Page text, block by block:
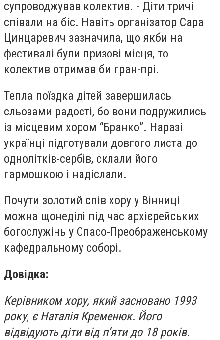
супроводжував колектив. - Діти тричі
співали на біс. Навіть організатор Сара
Цинцаревич зазначила, що якби на
фестивалі були призові місця, то
колектив отримав би гран-прі.
Тепла поїздка дітей завершилась
сльозами радості, бо вони подружились
із місцевим хором “Бранко”. Наразі
українці підготували довгого листа до
однолітків-сербів, склали його
гармошкою і надіслали.
Почути золотий спів хору у Вінниці
можна щонеділі під час архієрейських
богослужінь у Спасо-Преображенському
кафедральному соборі.
Довідка:
Керівником хору, який засновано 1993
року, є Наталія Кременюк. Його
відвідують діти від п’яти до 18 років.